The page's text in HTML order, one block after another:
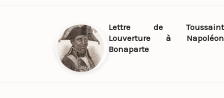
Lettre de Toussaint
Louverture à Napoléon
Bonaparte